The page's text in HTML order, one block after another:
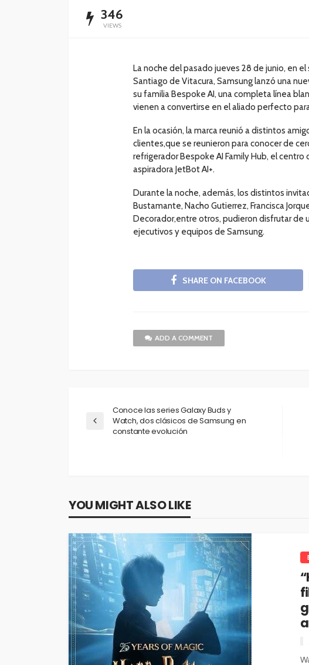
346
VIEWS
La noche del pasado jueves 28 de junio, en
Santiago de Vitacura, Samsung lanzó una
su familia Bespoke AI, una completa línea
vienen a convertirse en el aliado perfecto
En la ocasión, la marca reunió a distintos
clientes,que se reunieron para conocer de
refrigerador Bespoke AI Family Hub, el
aspiradora JetBot AI+.
Durante la noche, además, los distintos
Bustamante, Nacho Gutierrez, Francisca
Decorador,entre otros, pudieron disfrutar de
ejecutivos y equipos de Samsung.
SHARE ON FACEBOOK
ADD A COMMENT
Conoce las series Galaxy Buds y
Watch, dos clásicos de Samsung en
constante evolución
YOU MIGHT ALSO LIKE